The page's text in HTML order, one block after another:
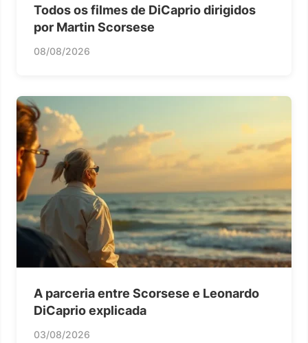
Todos os filmes de DiCaprio dirigidos
por Martin Scorsese
08/08/2026
A parceria entre Scorsese e Leonardo
DiCaprio explicada
03/08/2026